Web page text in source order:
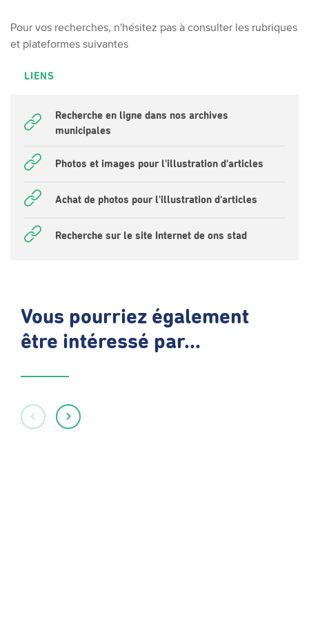
Pour vos recherches, n'hésitez pas à consulter les rubriques
et plateformes suivantes
LIENS
Recherche en ligne dans nos archives
municipales
Photos et images pour l'illustration d'articles
Achat de photos pour l'illustration d'articles
Recherche sur le site Internet de ons stad
Vous pourriez également
être intéressé par...